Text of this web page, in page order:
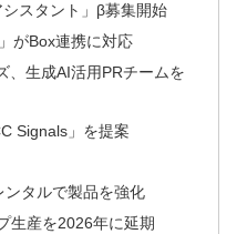
スタント」β募集開始
がBox連携に対応
、生成AI活用PRチームを
Signals」を提案
タルで製品を強化
生産を2026年に延期